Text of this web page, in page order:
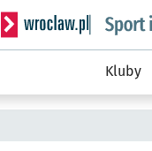
Serwis informacyjny
Kluby